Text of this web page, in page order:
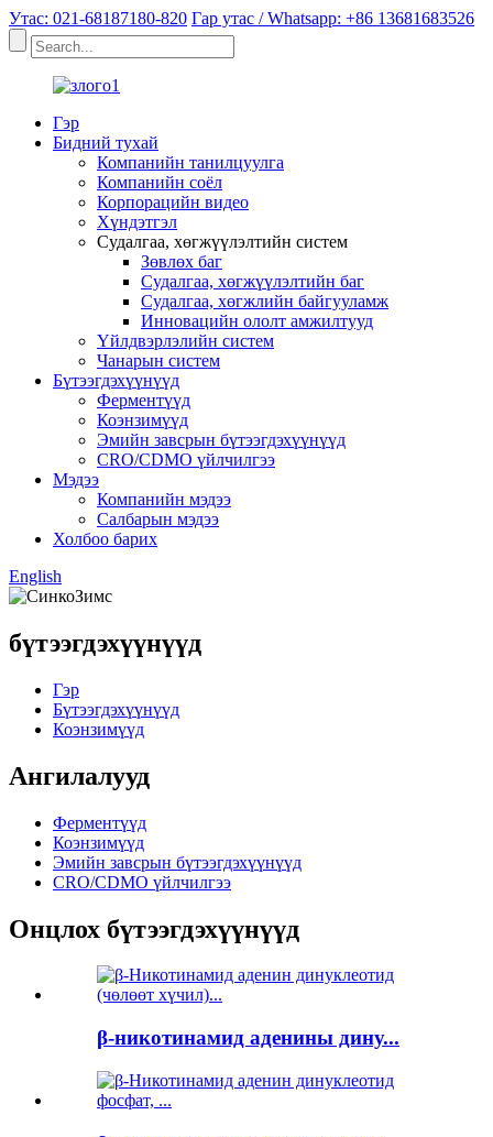
Утас: 021-68187180-820 Гар утас / Whatsapp: +86 13681683526
Гэр
Бидний тухай
Компанийн танилцуулга
Компанийн соёл
Корпорацийн видео
Хүндэтгэл
Судалгаа, хөгжүүлэлтийн систем
Зөвлөх баг
Судалгаа, хөгжүүлэлтийн баг
Судалгаа, хөгжлийн байгууламж
Инновацийн ололт амжилтууд
Үйлдвэрлэлийн систем
Чанарын систем
Бүтээгдэхүүнүүд
Ферментүүд
Коэнзимүүд
Эмийн завсрын бүтээгдэхүүнүүд
CRO/CDMO үйлчилгээ
Мэдээ
Компанийн мэдээ
Салбарын мэдээ
Холбоо барих
English
бүтээгдэхүүнүүд
Гэр
Бүтээгдэхүүнүүд
Коэнзимүүд
Ангилалууд
Ферментүүд
Коэнзимүүд
Эмийн завсрын бүтээгдэхүүнүүд
CRO/CDMO үйлчилгээ
Онцлох бүтээгдэхүүнүүд
β-никотинамид аденины дину...